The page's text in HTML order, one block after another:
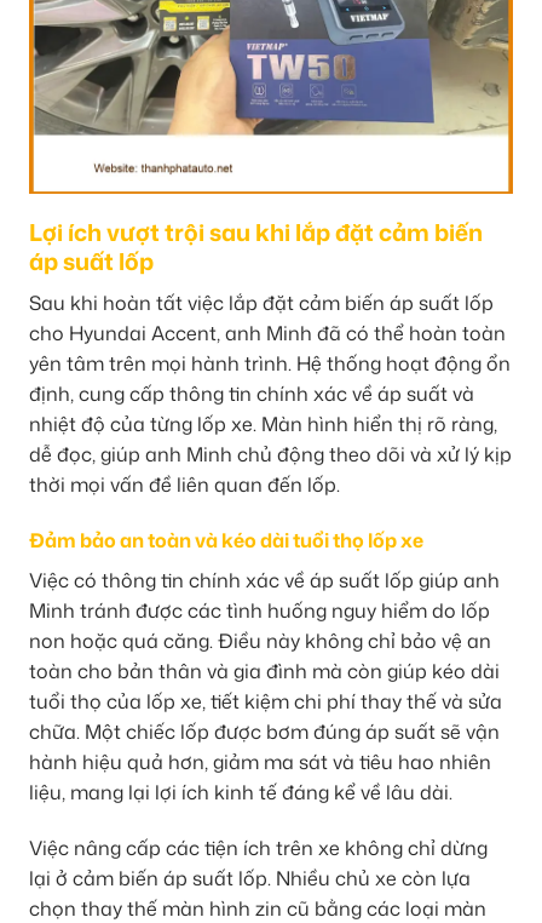
Lợi ích vượt trội sau khi lắp đặt cảm biến
áp suất lốp
Sau khi hoàn tất việc lắp đặt cảm biến áp suất lốp
cho Hyundai Accent, anh Minh đã có thể hoàn toàn
yên tâm trên mọi hành trình. Hệ thống hoạt động ổn
định, cung cấp thông tin chính xác về áp suất và
nhiệt độ của từng lốp xe. Màn hình hiển thị rõ ràng,
dễ đọc, giúp anh Minh chủ động theo dõi và xử lý kịp
thời mọi vấn đề liên quan đến lốp.
Đảm bảo an toàn và kéo dài tuổi thọ lốp xe
Việc có thông tin chính xác về áp suất lốp giúp anh
Minh tránh được các tình huống nguy hiểm do lốp
non hoặc quá căng. Điều này không chỉ bảo vệ an
toàn cho bản thân và gia đình mà còn giúp kéo dài
tuổi thọ của lốp xe, tiết kiệm chi phí thay thế và sửa
chữa. Một chiếc lốp được bơm đúng áp suất sẽ vận
hành hiệu quả hơn, giảm ma sát và tiêu hao nhiên
liệu, mang lại lợi ích kinh tế đáng kể về lâu dài.
Việc nâng cấp các tiện ích trên xe không chỉ dừng
lại ở cảm biến áp suất lốp. Nhiều chủ xe còn lựa
chọn thay thế màn hình zin cũ bằng các loại màn